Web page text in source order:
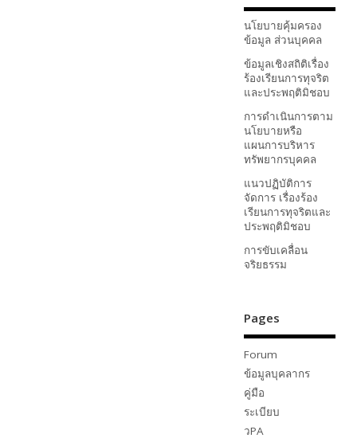
นโยบายคุ้มครอง
ข้อมูล ส่วนบุคคล
ข้อมูลเชิงสถิติเรื่อง
ร้องเรียนการทุจริต
และประพฤติมิชอบ
การดำเนินการตาม
นโยบายหรือ
แผนการบริหาร
ทรัพยากรบุคคล
แนวปฏิบัติการ
จัดการ เรื่องร้อง
เรียนการทุจริตและ
ประพฤติมิชอบ
การขับเคลื่อน
จริยธรรม
Pages
Forum
ข้อมูลบุคลากร
คู่มือ
ระเบียบ
วPA